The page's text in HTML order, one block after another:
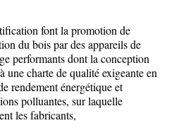
font la promotion de
du bois par des appareils de
performants dont la conception
une charte de qualité exigeante en
rendement énergétique et
polluantes, sur laquelle
les fabricants,